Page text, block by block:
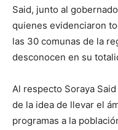
Said, junto al
quienes evidenciaron
las 30 comunas de la
desconocen en su
Al respecto Soraya
de la idea de llevar el
programas a la